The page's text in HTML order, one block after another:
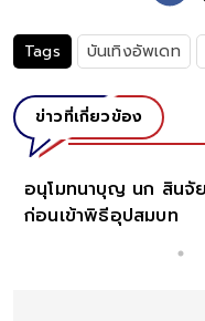
Tags บันเทิงอัพเดท
ข่าวที่เกี่ยวข้อง